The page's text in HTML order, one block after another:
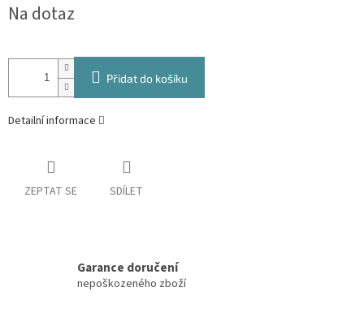
cena:
Na dotaz
Přidat do košíku
Detailní informace
ZEPTAT SE SDÍLET
Garance doručení
nepoškozeného zboží